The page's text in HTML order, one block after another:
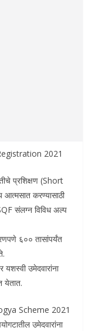
2021
प्रशिक्षण (Short
करण्यासाठी
संलग्न विविध अल्प
६०० तासांपर्यंत
उमेदवारांना
येतात.
Scheme 2021
उमेदवारांना